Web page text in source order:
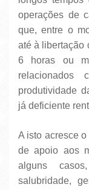
operações de
que, entre o
até à libertação
6 horas ou
produtividade
já deficiente
A isto acresce
de apoio aos
alguns
salubridade,